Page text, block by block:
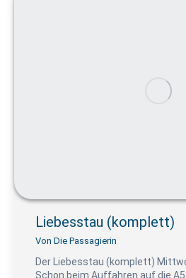
Liebesstau (komplett)
Von Die Passagierin
Der Liebesstau (komplett)
Schon beim Auffahren auf die